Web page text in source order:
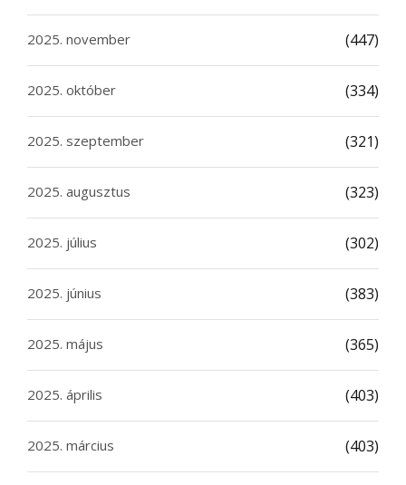
2025. november (447)
2025. október (334)
2025. szeptember (321)
2025. augusztus (323)
2025. július (302)
2025. június (383)
2025. május (365)
2025. április (403)
2025. március (403)